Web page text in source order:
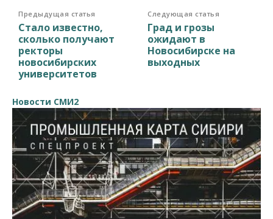
Предыдущая статья
Стало известно,
сколько получают
ректоры
новосибирских
университетов
Следующая статья
Град и грозы
ожидают в
Новосибирске на
выходных
Новости СМИ2